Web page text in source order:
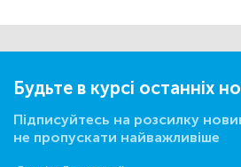
Будьте в курсі останніх
Підписуйтесь на розсилку
не пропускати найважливіше